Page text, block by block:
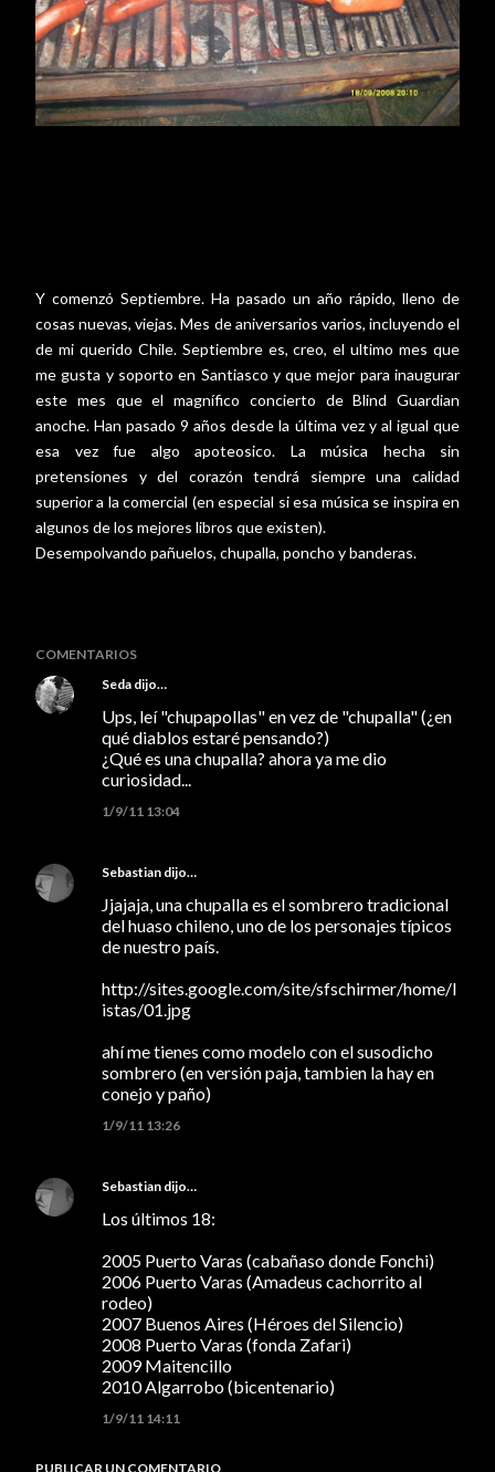
Y comenzó Septiembre. Ha pasado un año rápido, lleno de
cosas nuevas, viejas. Mes de aniversarios varios, incluyendo el
de mi querido Chile. Septiembre es, creo, el ultimo mes que
me gusta y soporto en Santiasco y que mejor para inaugurar
este mes que el magnífico concierto de Blind Guardian
anoche. Han pasado 9 años desde la última vez y al igual que
esa vez fue algo apoteosico. La música hecha sin
pretensiones y del corazón tendrá siempre una calidad
superior a la comercial (en especial si esa música se inspira en
algunos de los mejores libros que existen).
Desempolvando pañuelos, chupalla, poncho y banderas.
COMENTARIOS
Seda dijo…
Ups, leí "chupapollas" en vez de "chupalla" (¿en
qué diablos estaré pensando?)
¿Qué es una chupalla? ahora ya me dio
curiosidad...
1/9/11 13:04
Sebastian dijo…
Jjajaja, una chupalla es el sombrero tradicional
del huaso chileno, uno de los personajes típicos
de nuestro país.
http://sites.google.com/site/sfschirmer/home/l
istas/01.jpg
ahí me tienes como modelo con el susodicho
sombrero (en versión paja, tambien la hay en
conejo y paño)
1/9/11 13:26
Sebastian dijo…
Los últimos 18:
2005 Puerto Varas (cabañaso donde Fonchi)
2006 Puerto Varas (Amadeus cachorrito al
rodeo)
2007 Buenos Aires (Héroes del Silencio)
2008 Puerto Varas (fonda Zafari)
2009 Maitencillo
2010 Algarrobo (bicentenario)
1/9/11 14:11
PUBLICAR UN COMENTARIO